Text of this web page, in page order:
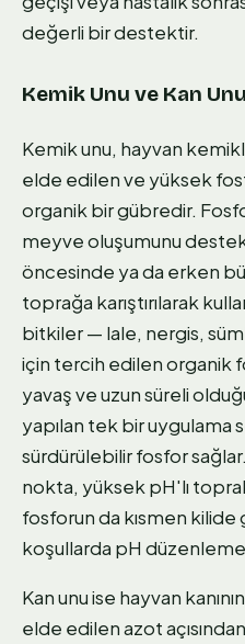
değerli bir destektir.
Kemik Unu ve Kan Unu
Kemik unu, hayvan
elde edilen ve yüksek
organik bir gübredir.
meyve oluşumunu
öncesinde ya da erken
toprağa karıştırılarak
bitkiler — lale, nergis,
için tercih edilen organik
yavaş ve uzun süreli
yapılan tek bir uygulama
sürdürülebilir fosfor
nokta, yüksek pH'lı
fosforun da kısmen
koşullarda pH
Kan unu ise hayvan
elde edilen azot